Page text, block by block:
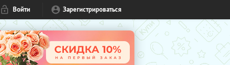
Войти Зарегистрироваться